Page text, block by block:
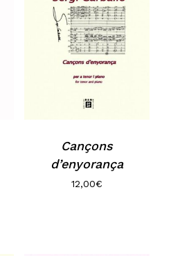
Cançons
d’enyorança
12,00€